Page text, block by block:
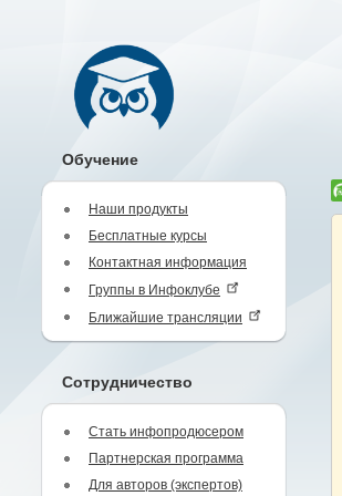
Обучение
Наши продукты
Бесплатные курсы
Контактная информация
Группы в Инфоклубе
Ближайшие трансляции
Сотрудничество
Стать инфопродюсером
Партнерская программа
Для авторов (экспертов)